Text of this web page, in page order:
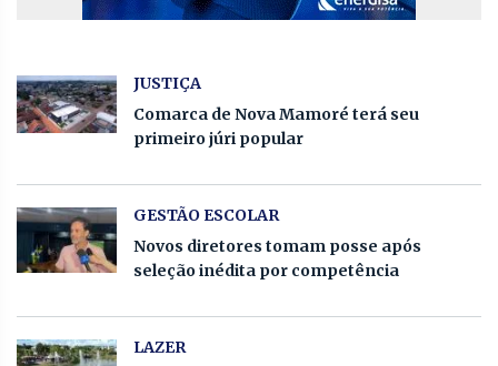
JUSTIÇA
Comarca de Nova Mamoré terá seu
primeiro júri popular
GESTÃO ESCOLAR
Novos diretores tomam posse após
seleção inédita por competência
LAZER